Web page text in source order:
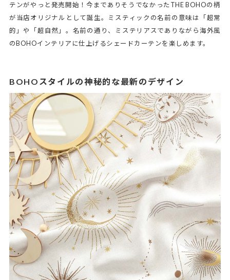
テンがやっと発売開始！今までありそうでなかったTHE BOHOの柄
が当店オリジナルとして誕生。ミスティックの名前の意味は「超常
的」や「超自然」。名前の通り、ミステリアスでありながら海外風
のBOHOインテリアに仕上げるシェードカーテンを楽しめます。
BOHOスタイルの神秘的な最新のデザイン